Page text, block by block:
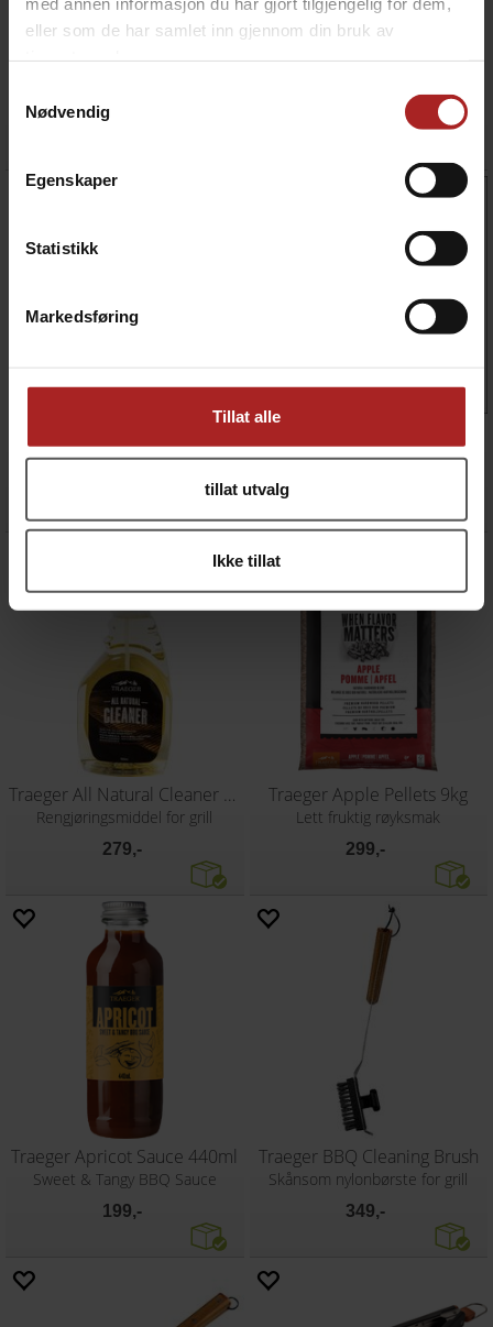
eller som de har samlet inn gjennom din bruk av
Nødvendig
Egenskaper
Statistikk
Markedsføring
Tillat alle
tillat utvalg
Ikke tillat
Grease Tray 5 pack - Timberline
129,-
P.A.L. Pop and Lock Front Shelf, Small
Apple & Honey Spesielt godt til svin
Traeger All Natural Cleaner 950ml
Rengjøringsmiddel for grill
279,-
Traeger Apple Pellets 9kg
Lett fruktig røyksmak
299,-
Traeger Apricot Sauce 440ml
Sweet & Tangy BBQ Sauce
199,-
Traeger BBQ Cleaning Brush
Skånsom nylonbørste for grill
349,-